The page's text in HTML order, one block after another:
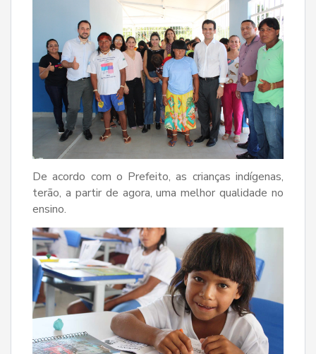
De acordo com o Prefeito, as crianças indígenas,
terão, a partir de agora, uma melhor qualidade no
ensino.